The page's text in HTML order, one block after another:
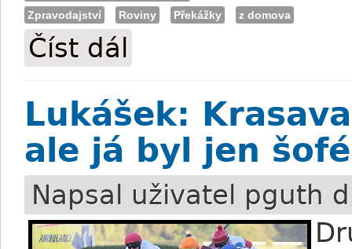
Zpravodajství Roviny Překážky z domova
Číst dál
Lukášek:
ale já byl jen
Napsal uživatel pguth